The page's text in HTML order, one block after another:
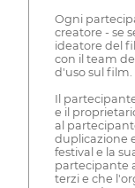
Ogni
creatore - se
ideatore del
con il team
d'uso sul film.
Il
e il
al
duplicazione
festival e la
partecipante
terzi e che